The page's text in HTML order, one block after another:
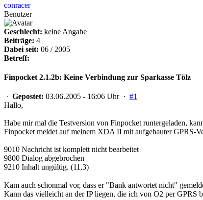
conracer
Benutzer
Geschlecht: keine Angabe
Beiträge: 4
Dabei seit: 06 / 2005
Betreff:
Finpocket 2.1.2b: Keine Verbindung zur Sparkasse Tölz
· Gepostet: 03.06.2005 - 16:06 Uhr · #1
Hallo,
Habe mir mal die Testversion von Finpocket runtergeladen,
Finpocket meldet auf meinem XDA II mit aufgebauter GPRS-
9010 Nachricht ist komplett nicht bearbeitet
9800 Dialog abgebrochen
9210 Inhalt ungültig. (11,3)
Kam auch schonmal vor, dass er "Bank antwortet nicht"
Kann das vielleicht an der IP liegen, die ich von O2 per GPRS